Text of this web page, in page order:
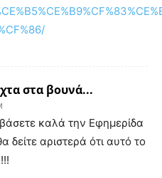
στα βουνά...
καλά την Εφημερίδα
δείτε αριστερά ότι αυτό το